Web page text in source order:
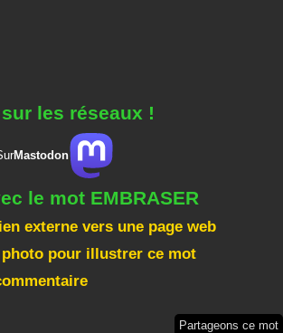
les réseaux !
Mastodon
le mot EMBRASER
externe vers une page web
photo pour illustrer ce mot
Partageons ce mot